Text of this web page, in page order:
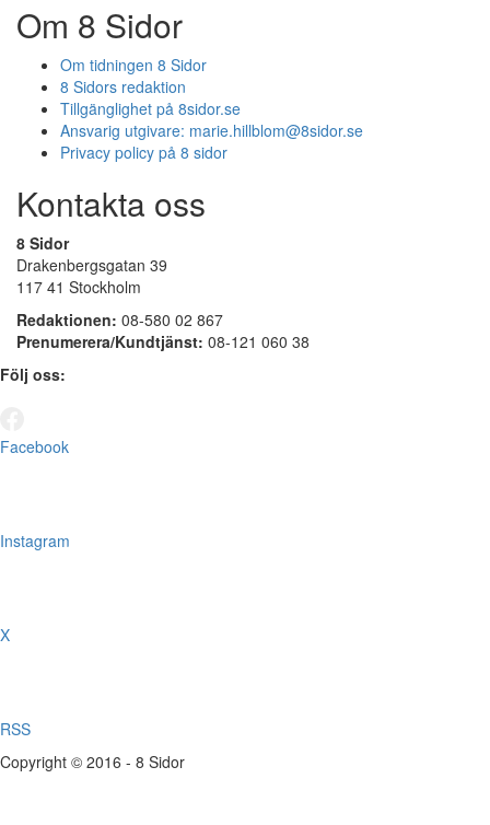
Om 8 Sidor
Om tidningen 8 Sidor
8 Sidors redaktion
Tillgänglighet på 8sidor.se
Ansvarig utgivare: marie.hillblom@8sidor.se
Privacy policy på 8 sidor
Kontakta oss
8 Sidor
Drakenbergsgatan 39
117 41 Stockholm
Redaktionen: 08-580 02 867
Prenumerera/Kundtjänst: 08-121 060 38
Följ oss:
Facebook
Instagram
X
RSS
Copyright © 2016 - 8 Sidor